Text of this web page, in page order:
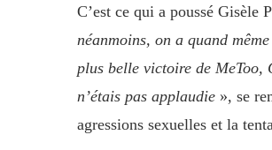
C’est ce qui a poussé Gisèle
néanmoins, on a quand
plus belle victoire de MeToo,
n’étais pas applaudie », se
agressions sexuelles et la